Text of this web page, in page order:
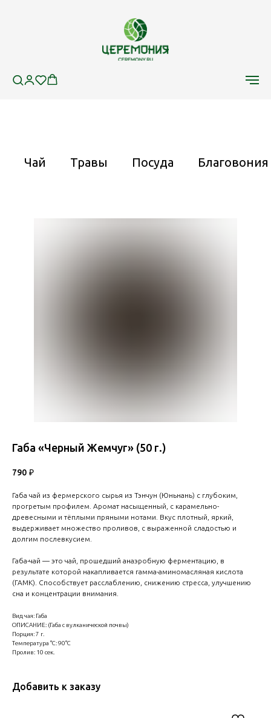
Чай Травы Посуда Благовония
Габа «Черный Жемчуг» (50 г.)
790 ₽
Габа чай из фермерского сырья из Тэнчун (Юньнань) с глубоким,
прогретым профилем. Аромат насыщенный, с карамельно-
древесными и тёплыми пряными нотами. Вкус плотный, яркий,
выдерживает множество проливов, с выраженной сладостью и
долгим послевкусием.
Габа-чай — это чай, прошедший анаэробную ферментацию, в
результате которой накапливается гамма-аминомасляная кислота
(ГАМК). Способствует расслаблению, снижению стресса, улучшению
сна и концентрации внимания.
Вид чая: Габа
ОПИСАНИЕ: (Габа с вулканической почвы)
Порция: 7 г.
Температура °C: 90°C
Пролив: 10 сек.
Добавить к заказу